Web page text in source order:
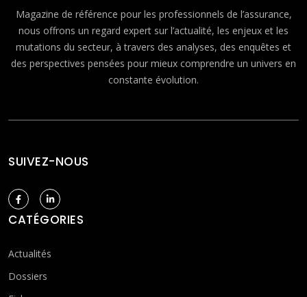
Magazine de référence pour les professionnels de l’assurance,
nous offrons un regard expert sur l’actualité, les enjeux et les
mutations du secteur, à travers des analyses, des enquêtes et
des perspectives pensées pour mieux comprendre un univers en
constante évolution.
SUIVEZ-NOUS
CATÉGORIES
Actualités
Dossiers